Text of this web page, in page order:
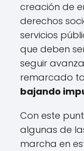
creación de
derechos
servicios
que deben
seguir
remarcado
bajando
Con este
algunas de
marcha en